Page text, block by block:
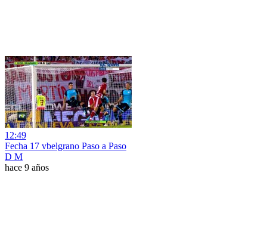
12:49
Fecha 17 vbelgrano Paso a Paso
D M
hace 9 años